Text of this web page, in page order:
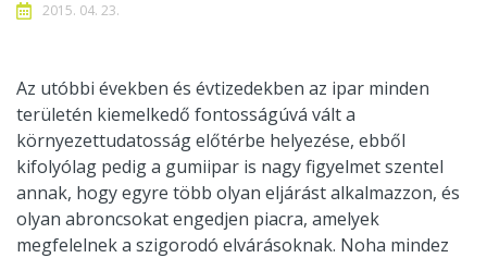
2015. 04. 23.
Az utóbbi években és évtizedekben az ipar minden
területén kiemelkedő fontosságúvá vált a
környezettudatosság előtérbe helyezése, ebből
kifolyólag pedig a gumiipar is nagy figyelmet szentel
annak, hogy egyre több olyan eljárást alkalmazzon, és
olyan abroncsokat engedjen piacra, amelyek
megfelelnek a szigorodó elvárásoknak. Noha mindez